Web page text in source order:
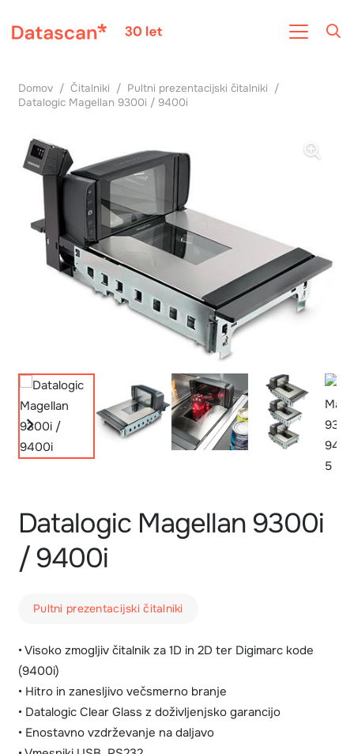
Domov / Čitalniki / Pultni prezentacijski čitalniki /
Datalogic Magellan 9300i / 9400i
Datalogic Magellan 9300i
/ 9400i
Pultni prezentacijski čitalniki
• Visoko zmogljiv čitalnik za 1D in 2D ter Digimarc kode
(9400i)
• Hitro in zanesljivo večsmerno branje
• Datalogic Clear Glass z doživljenjsko garancijo
• Enostavno vzdrževanje na daljavo